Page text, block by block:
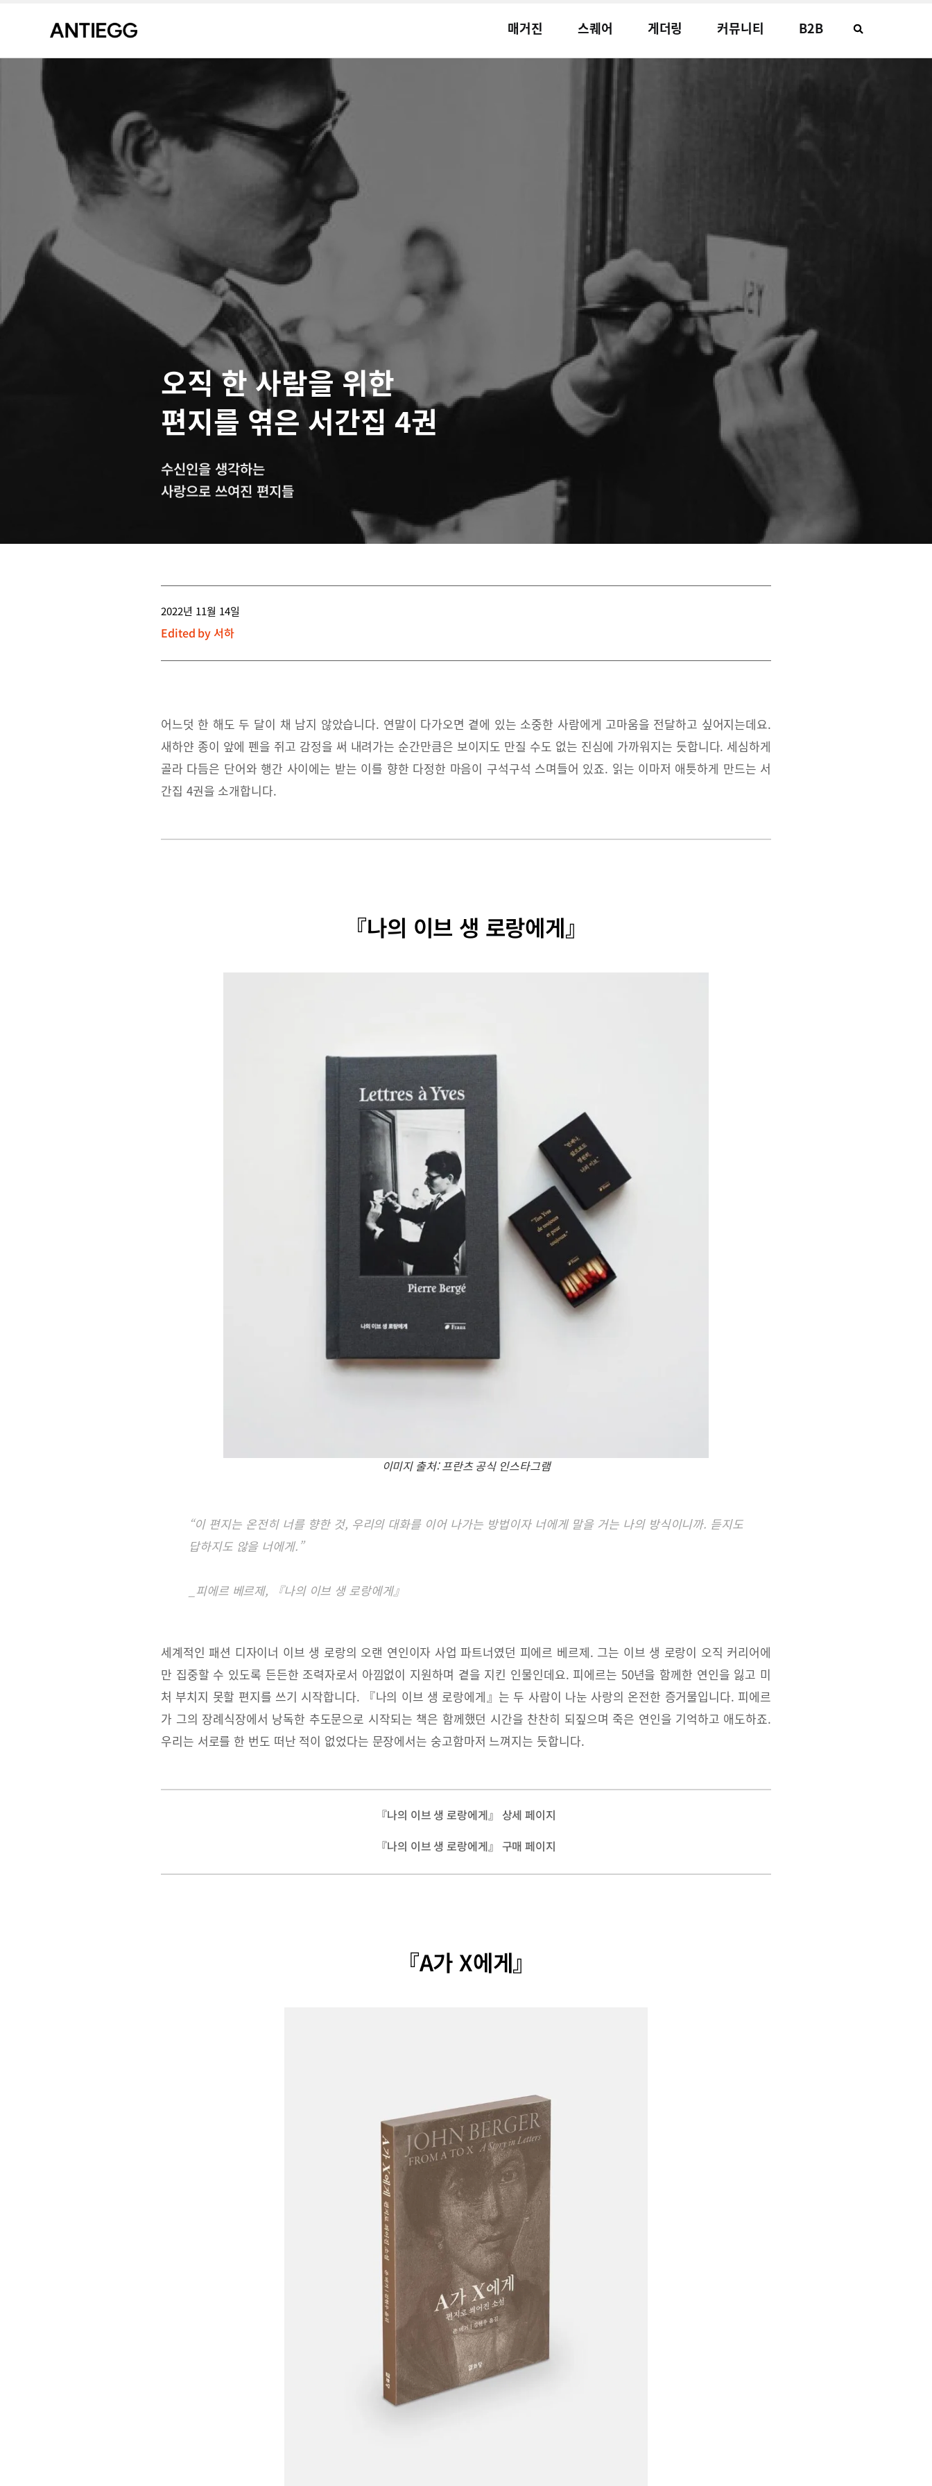
매거진 스퀘어 게더링 커뮤니티 B2B
오직 한 사람을 위한
편지를 엮은 서간집 4권
수신인을 생각하는
사랑으로 쓰여진 편지들
2022년 11월 14일
Edited by 서하
어느덧 한 해도 두 달이 채 남지 않았습니다. 연말이 다가오면 곁에 있는 소중한 사람에게 고마움을 전달하고 싶어지는데요.
새하얀 종이 앞에 펜을 쥐고 감정을 써 내려가는 순간만큼은 보이지도 만질 수도 없는 진심에 가까워지는 듯합니다. 세심하게
골라 다듬은 단어와 행간 사이에는 받는 이를 향한 다정한 마음이 구석구석 스며들어 있죠. 읽는 이마저 애틋하게 만드는 서
간집 4권을 소개합니다.
『나의 이브 생 로랑에게』
이미지 출처: 프란츠 공식 인스타그램
“이 편지는 온전히 너를 향한 것, 우리의 대화를 이어 나가는 방법이자 너에게 말을 거는 나의 방식이니까. 듣지도
답하지도 않을 너에게.”
_피에르 베르제, 『나의 이브 생 로랑에게』
세계적인 패션 디자이너 이브 생 로랑의 오랜 연인이자 사업 파트너였던 피에르 베르제. 그는 이브 생 로랑이 오직 커리어에
만 집중할 수 있도록 든든한 조력자로서 아낌없이 지원하며 곁을 지킨 인물인데요. 피에르는 50년을 함께한 연인을 잃고 미
처 부치지 못할 편지를 쓰기 시작합니다. 『나의 이브 생 로랑에게』는 두 사람이 나눈 사랑의 온전한 증거물입니다. 피에르
가 그의 장례식장에서 낭독한 추도문으로 시작되는 책은 함께했던 시간을 찬찬히 되짚으며 죽은 연인을 기억하고 애도하죠.
우리는 서로를 한 번도 떠난 적이 없었다는 문장에서는 숭고함마저 느껴지는 듯합니다.
『나의 이브 생 로랑에게』 상세 페이지
『나의 이브 생 로랑에게』 구매 페이지
『A가 X에게』